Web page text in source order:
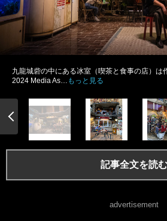
九龍城砦の中にある冰室（喫茶と食事の店）は
2024 Media As…
もっと見る
記事全文を読む
advertisement